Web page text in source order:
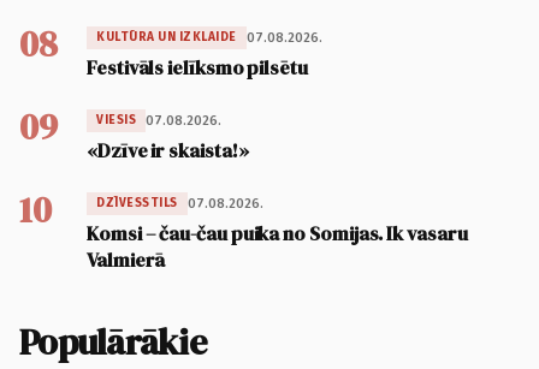
08 KULTŪRA UN IZKLAIDE 07.08.2026.
Festivāls ielīksmo pilsētu
09 VIESIS 07.08.2026.
«Dzīve ir skaista!»
10 DZĪVESSTILS 07.08.2026.
Komsi – čau-čau puika no Somijas. Ik vasaru
Valmierā
Populārākie